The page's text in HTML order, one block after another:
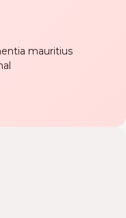
mauritius